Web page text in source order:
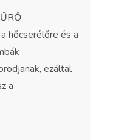
hőcserélőre és a
ezáltal
a